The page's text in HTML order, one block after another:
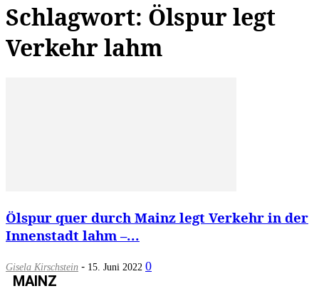
Schlagwort: Ölspur legt
Verkehr lahm
Ölspur quer durch Mainz legt Verkehr in der
Innenstadt lahm –...
Gisela Kirschstein - 15. Juni 2022 0
MAINZ